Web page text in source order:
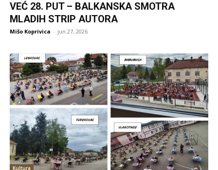
VEĆ 28. PUT – BALKANSKA SMOTRA
MLADIH STRIP AUTORA
Mišo Koprivica - jun 27, 2026
Kultura